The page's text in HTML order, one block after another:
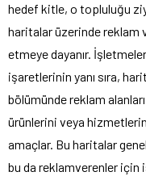
hedef kitle, o topluluğu
haritalar üzerinde reklam
etmeye dayanır.
işaretlerinin yanı sıra,
bölümünde reklam
ürünlerini veya
amaçlar. Bu haritalar
bu da reklamverenler için